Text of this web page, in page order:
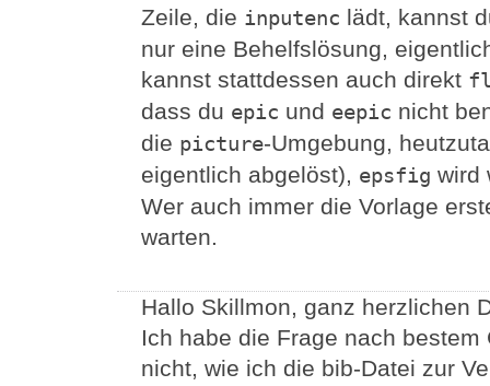
Zeile, die inputenc lädt, kannst
nur eine Behelfslösung,
kannst stattdessen auch direkt
dass du epic und eepic nicht
die picture-Umgebung,
eigentlich abgelöst), epsfig wird
Wer auch immer die Vorlage
warten.
Hallo Skillmon, ganz herzlichen
Ich habe die Frage nach
nicht, wie ich die bib-Datei zur